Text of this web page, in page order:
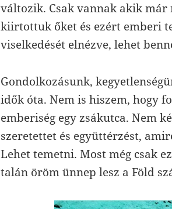
változik. Csak vannak akik
kiirtottuk őket és ezért emberi
viselkedését elnézve, lehet
Gondolkozásunk,
idők óta. Nem is hiszem, hogy
emberiség egy zsákutca. Nem
szeretettet és együttérzést,
Lehet temetni. Most még csak
talán öröm ünnep lesz a Föld